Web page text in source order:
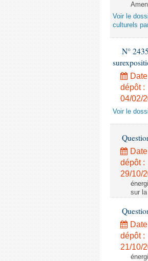
Voir le
culturels
N°
dépôt :
04/02/
Voir le
dépôt :
29/10/
sur
dépôt :
21/10/